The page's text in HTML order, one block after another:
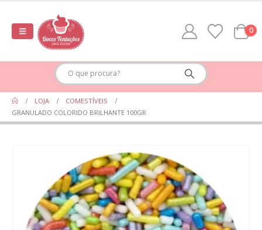
0
LOJA
COMESTÍVEIS
GRANULADO COLORIDO BRILHANTE 100GR